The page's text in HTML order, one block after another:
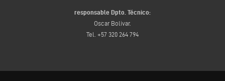
responsable Dpto. Técnico:
Oscar Bolivar.
Tel. +57 320 264 794